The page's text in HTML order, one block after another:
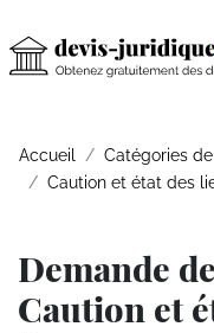
Accueil Catégories
Caution et état des
Demande
Caution et